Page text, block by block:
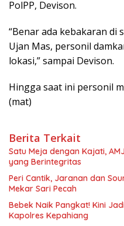
PolPP, Devison.
“Benar ada kebakaran di
Ujan Mas, personil
lokasi,” sampai Devison.
Hingga saat ini personil
(mat)
Berita Terkait
Satu Meja dengan Kajati,
yang Berintegritas
Peri Cantik, Jaranan dan
Mekar Sari Pecah
Bebek Naik Pangkat! Kini
Kapolres Kepahiang